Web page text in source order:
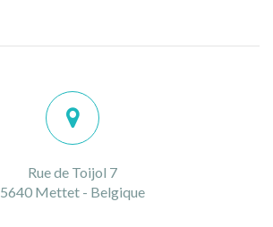
Rue de Toijol 7
5640 Mettet - Belgique